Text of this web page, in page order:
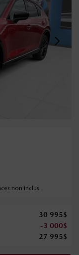
non inclus.
30 995$
-3 000$
27 995$